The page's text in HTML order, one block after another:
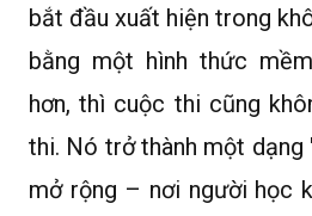
bắt đầu xuất hiện trong
bằng một hình thức
hơn, thì cuộc thi cũng
thi. Nó trở thành một dạng
mở rộng – nơi người học